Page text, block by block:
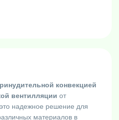
конвекцией
вентилляции от
надежное решение для
материалов в